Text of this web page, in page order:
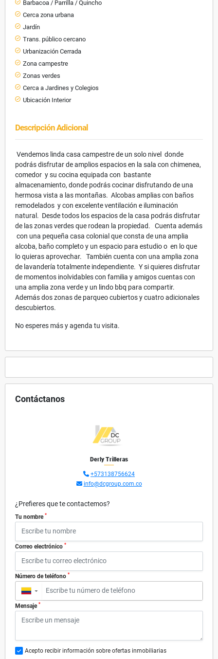
Barbacoa / Parrilla / Quincho
Cerca zona urbana
Jardín
Trans. público cercano
Urbanización Cerrada
Zona campestre
Zonas verdes
Cerca a Jardines y Colegios
Ubicación Interior
Descripción Adicional
Vendemos linda casa campestre de un solo nivel donde
podrás disfrutar de amplios espacios en la sala con chimenea,
comedor y su cocina equipada con bastante
almacenamiento, donde podrás cocinar disfrutando de una
hermosa vista a las montañas. Alcobas amplias con baños
remodelados y con excelente ventilación e iluminación
natural. Desde todos los espacios de la casa podrás disfrutar
de las zonas verdes que rodean la propiedad. Cuenta además
con una pequeña casa colonial que consta de una amplia
alcoba, baño completo y un espacio para estudio o en lo que
lo quieras aprovechar. También cuenta con una amplia zona
de lavandería totalmente independiente. Y si quieres disfrutar
de momentos inolvidables con familia y amigos cuentas con
una amplia zona verde y un lindo bbq para compartir.
Además dos zonas de parqueo cubiertos y cuatro adicionales
descubiertos.
No esperes más y agenda tu visita.
Contáctanos
Derly Trilleras
+573138756624
info@dcgroup.com.co
¿Prefieres que te contactemos?
Tu nombre *
Correo electrónico *
Número de teléfono *
▼
Mensaje *
Acepto recibir información sobre ofertas inmobiliarias